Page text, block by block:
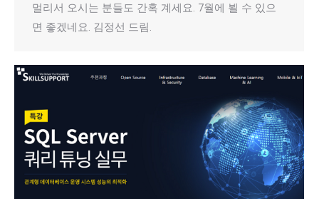
멀리서 오시는 분들도 간혹 계세요. 7월에 뵐 수 있으
면 좋겠네요. 김정선 드림.